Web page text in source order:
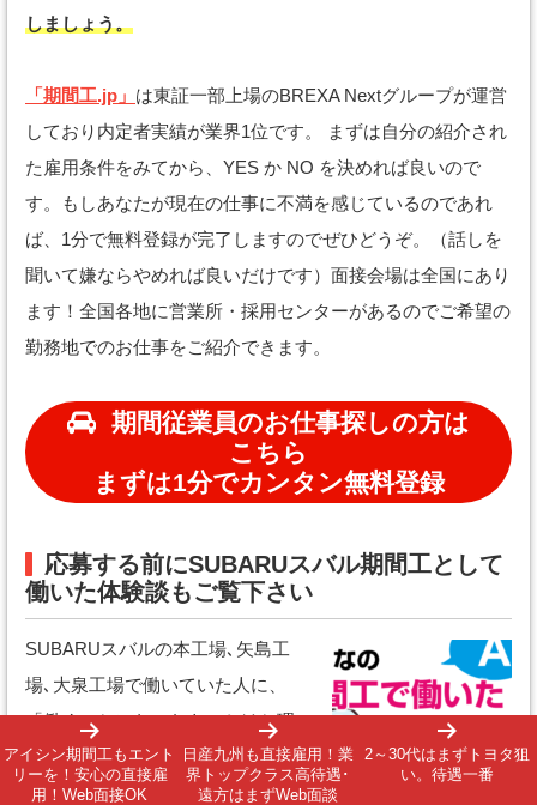
しましょう。
「期間工.jp」 は東証一部上場のBREXA Nextグループが運営
しており内定者実績が業界1位です。 まずは自分の紹介され
た雇用条件をみてから、YES か NO を決めれば良いので
す。もしあなたが現在の仕事に不満を感じているのであれ
ば、1分で無料登録が完了しますのでぜひどうぞ。（話しを
聞いて嫌ならやめれば良いだけです）面接会場は全国にあり
ます！全国各地に営業所・採用センターがあるのでご希望の
勤務地でのお仕事をご紹介できます。
期間従業員のお仕事探しの方は
こちら
まずは1分でカンタン無料登録
応募する前にSUBARUスバル期間工として
働いた体験談もご覧下さい
SUBARUスバルの本工場､矢島工
場､大泉工場で働いていた人に、
「働くことになったきっかけと理
由」「仕事内容、勤務体制、給
与、寮、諸手当の満足度につい
アイシン期間工もエント
リーを！安心の直接雇
用！Web面接OK
日産九州も直接雇用！業
界トップクラス高待遇･
遠方はまずWeb面談
2～30代はまずトヨタ狙
い。待遇一番